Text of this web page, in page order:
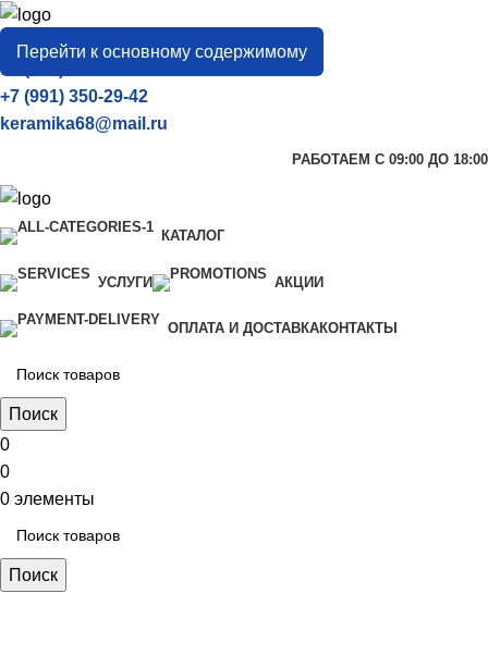
Перейти к основному содержимому
город
Тамбов
+7 (906) 657-33-54
+7 (991) 350-29-42
keramika68@mail.ru
РАБОТАЕМ С 09:00 ДО 18:00
КАТАЛОГ
УСЛУГИ АКЦИИ
ОПЛАТА И ДОСТАВКАКОНТАКТЫ
Поиск
0
0
0 элементы
Поиск